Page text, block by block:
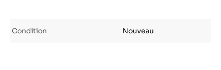
Condition Nouveau